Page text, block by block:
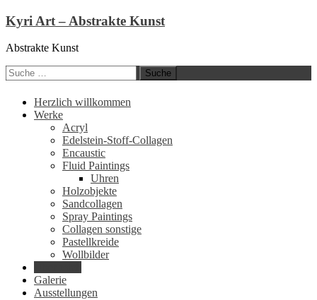
Kyri Art – Abstrakte Kunst
Abstrakte Kunst
Suche
nach:
Zum
Inhalt
Herzlich willkommen
Werke
Acryl
Edelstein-Stoff-Collagen
Encaustic
Fluid Paintings
Uhren
Holzobjekte
Sandcollagen
Spray Paintings
Collagen sonstige
Pastellkreide
Wollbilder
Galerie
Ausstellungen